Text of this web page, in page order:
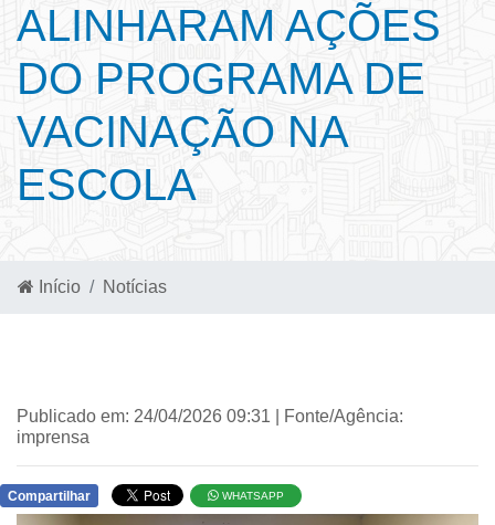
ALINHARAM AÇÕES
DO PROGRAMA DE
VACINAÇÃO NA
ESCOLA
Início Notícias
Publicado em: 24/04/2026 09:31 | Fonte/Agência:
imprensa
Compartilhar WHATSAPP